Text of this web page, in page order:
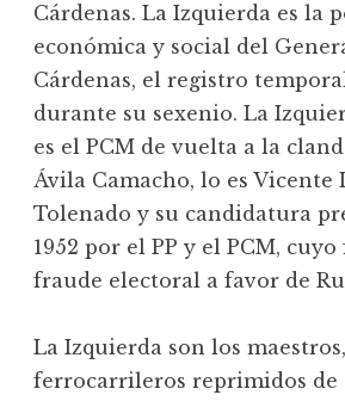
Cárdenas. La Izquierda es la
económica y social del
Cárdenas, el registro
durante su sexenio. La
es el PCM de vuelta a la
Ávila Camacho, lo es Vicente
Tolenado y su candidatura
1952 por el PP y el PCM,
fraude electoral a favor de
La Izquierda son los
ferrocarrileros reprimidos de